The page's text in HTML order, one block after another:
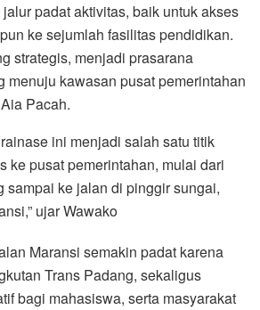
padat aktivitas, baik untuk akses
ke sejumlah fasilitas pendidikan.
strategis, menjadi prasarana
menuju kawasan pusat pemerintahan
Pacah.
ini menjadi salah satu titik
ke pusat pemerintahan, mulai dari
sampai ke jalan di pinggir sungai,
ujar Wawako
Maransi semakin padat karena
Trans Padang, sekaligus
bagi mahasiswa, serta masyarakat